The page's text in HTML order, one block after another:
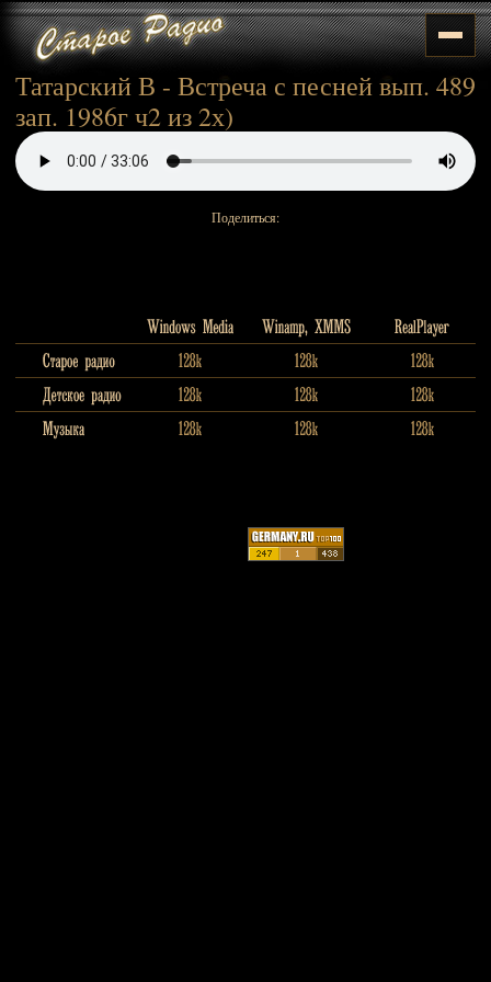
Татарский В - Встреча с песней вып. 489
зап. 1986г ч2 из 2х)
Поделиться: